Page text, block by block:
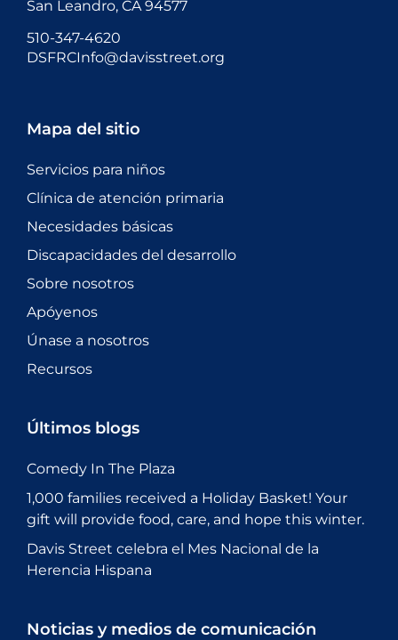
San Leandro, CA 94577
510-347-4620
DSFRCInfo@davisstreet.org
Mapa del sitio
Servicios para niños
Clínica de atención primaria
Necesidades básicas
Discapacidades del desarrollo
Sobre nosotros
Apóyenos
Únase a nosotros
Recursos
Últimos blogs
Comedy In The Plaza
1,000 families received a Holiday Basket! Your
gift will provide food, care, and hope this winter.
Davis Street celebra el Mes Nacional de la
Herencia Hispana
Noticias y medios de comunicación